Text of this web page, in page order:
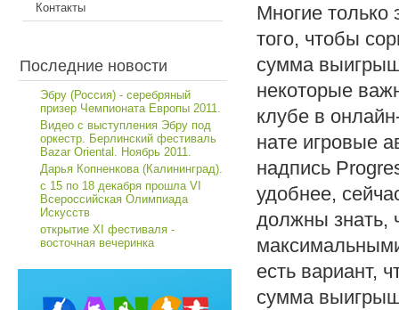
Контакты
Последние новости
Эбру (Россия) - серебряный
призер Чемпионата Европы 2011.
Видео с выступления Эбру под
оркестр. Берлинский фестиваль
Bazar Oriental. Ноябрь 2011.
Дарья Копненкова (Калининград).
с 15 по 18 декабря прошла VI
Всероссийская Олимпиада
Искусств
открытие XI фестиваля -
восточная вечеринка
Многие только
того, чтобы
сумма
некоторые
клубе в
нате игровые
надпись
удобнее,
должны знать,
есть вариант,
сумма